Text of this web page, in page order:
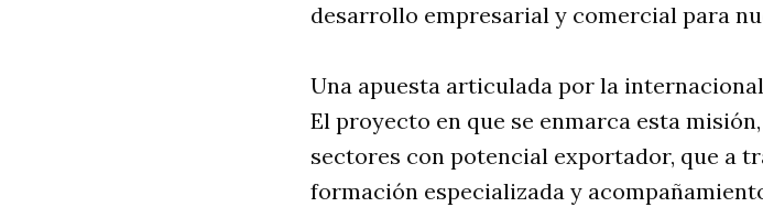
desarrollo empresarial y comercial para
Una apuesta articulada por la
El proyecto en que se enmarca esta
sectores con potencial exportador, que a
formación especializada y